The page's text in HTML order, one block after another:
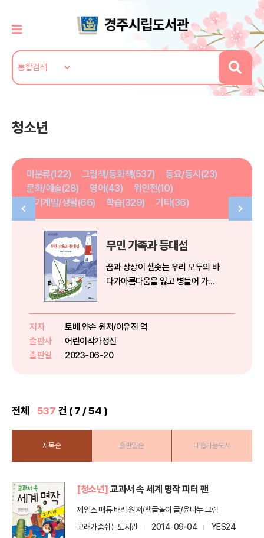
청소년
미분류(122) 그림책/동화책(537)
동요/동시(23)
문화/예술(28)
영어(43)
위인전(10)
자기계발/생활(66)
학습(329) 기타(36)
무민 가족과 등대섬
꿈과 상상이 샘솟는 우리 모두의 바
다가아름다움을 잃고 병들어 가요!
가비를 줍지도, 배를 타고 흥미진진
한 모험을 떠날 수도 없겠지요! 등
대섬으로 항해를 나선 무민 ...
저자
토베 얀손 원저/이유진 역
출판사
어린이작가정신
출판일
2023-06-20
전체 537 건 ( 7 / 54 )
제목순 출판일순 대출가능도서
[청소년] 교과서 속 세계 명작 피터 팬
제임스 매튜 배리 원저/책글놀이 글/윤나누 그림
고래가숨쉬는도서관
2014-09-04
YES24